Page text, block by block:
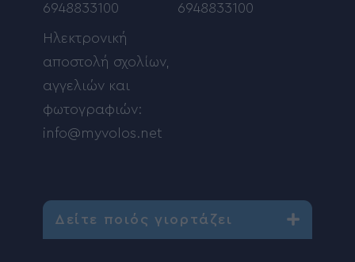
6948833100
Ηλεκτρονική
αποστολή σχολίων,
αγγελιών και
φωτογραφιών:
info@myvolos.net
6948833100
Δείτε ποιός γιορτάζει